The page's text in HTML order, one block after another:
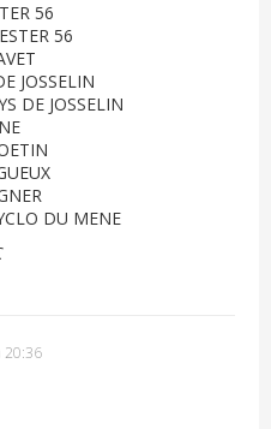
56
56
JOSSELIN
DE JOSSELIN
DU MENE
20:36